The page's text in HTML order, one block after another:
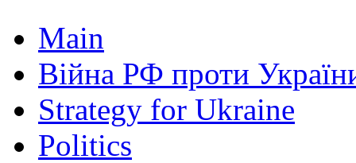
Main
Війна РФ проти
Strategy for Ukraine
Politics